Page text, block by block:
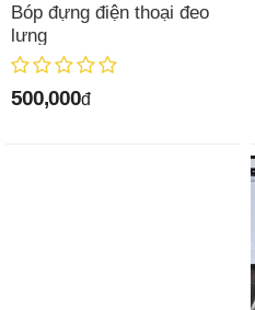
Bóp đựng điện thoại đeo
lưng
500,000đ